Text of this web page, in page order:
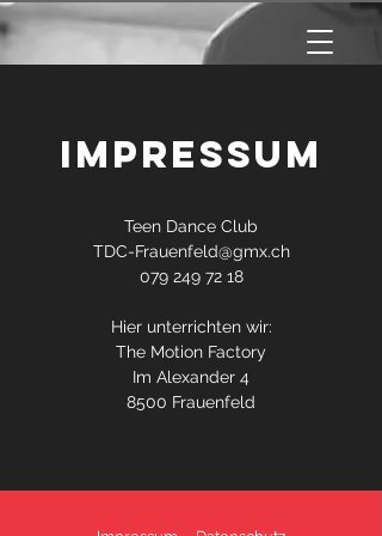
IMPRESSUM
Teen Dance Club
TDC-Frauenfeld@gmx.ch
079 249 72 18
Hier unterrichten wir:
The Motion Factory
Im Alexander 4
8500 Frauenfeld